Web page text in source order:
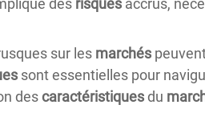
des risques accrus,
sur les marchés
sont essentielles pour
descaractéristiques du